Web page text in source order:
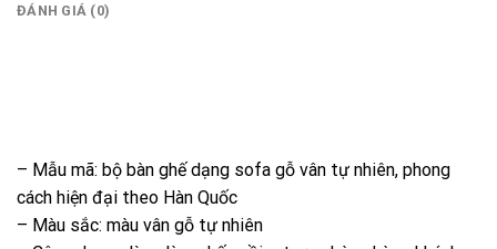
ĐÁNH GIÁ (0)
– Mẫu mã: bộ bàn ghế dạng sofa gỗ vân tự nhiên, phong
cách hiện đại theo Hàn Quốc
– Màu sắc: màu vân gỗ tự nhiên